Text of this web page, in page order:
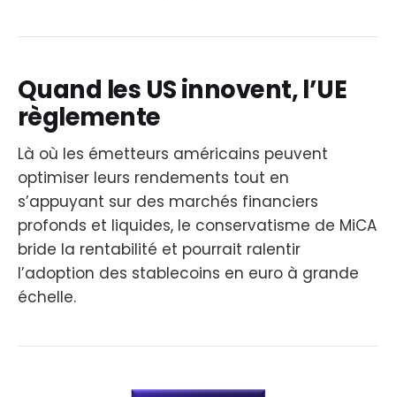
Quand les US innovent, l’UE
règlemente
Là où les émetteurs américains peuvent
optimiser leurs rendements tout en
s’appuyant sur des marchés financiers
profonds et liquides, le conservatisme de MiCA
bride la rentabilité et pourrait ralentir
l’adoption des stablecoins en euro à grande
échelle.